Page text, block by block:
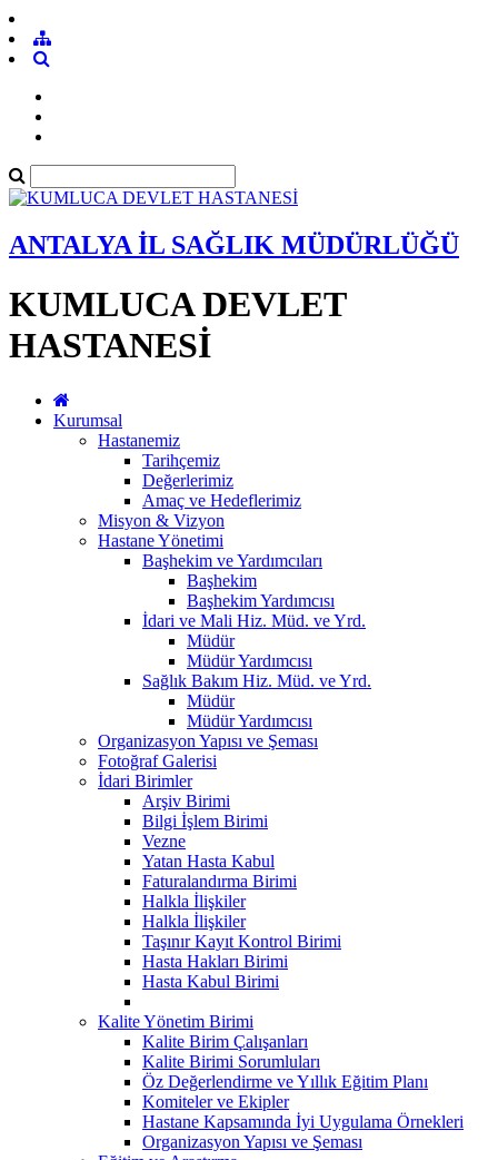
ANTALYA İL SAĞLIK MÜDÜRLÜĞÜ
KUMLUCA DEVLET
HASTANESİ
Kurumsal
Hastanemiz
Tarihçemiz
Değerlerimiz
Amaç ve Hedeflerimiz
Misyon & Vizyon
Hastane Yönetimi
Başhekim ve Yardımcıları
Başhekim
Başhekim Yardımcısı
İdari ve Mali Hiz. Müd. ve Yrd.
Müdür
Müdür Yardımcısı
Sağlık Bakım Hiz. Müd. ve Yrd.
Müdür
Müdür Yardımcısı
Organizasyon Yapısı ve Şeması
Fotoğraf Galerisi
İdari Birimler
Arşiv Birimi
Bilgi İşlem Birimi
Vezne
Yatan Hasta Kabul
Faturalandırma Birimi
Halkla İlişkiler
Halkla İlişkiler
Taşınır Kayıt Kontrol Birimi
Hasta Hakları Birimi
Hasta Kabul Birimi
Kalite Yönetim Birimi
Kalite Birim Çalışanları
Kalite Birimi Sorumluları
Öz Değerlendirme ve Yıllık Eğitim Planı
Komiteler ve Ekipler
Hastane Kapsamında İyi Uygulama Örnekleri
Organizasyon Yapısı ve Şeması